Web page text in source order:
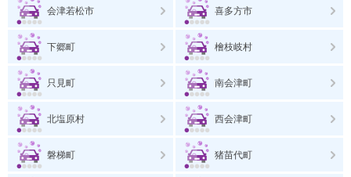
会津若松市 喜多方市
下郷町 檜枝岐村
只見町 南会津町
北塩原村 西会津町
磐梯町 猪苗代町